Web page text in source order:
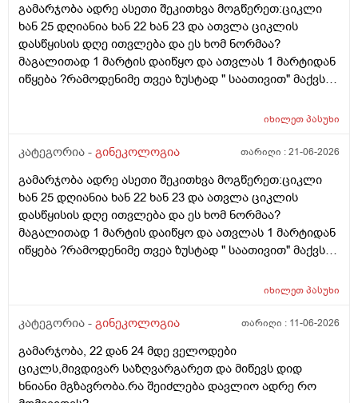
გამარჯობა ადრე ასეთი შეკითხვა მოგწერეთ:ციკლი
ხან 25 დღიანია ხან 22 ხან 23 და ათვლა ციკლის
დასწყისის დღე ითვლება და ეს ხომ ნორმაა?
მაგალითად 1 მარტის დაიწყო და ათვლას 1 მარტიდან
იწყება ?რამოდენიმე თვეა ზუსტად " საათივით" მაქვს
მეშინია კიდევ ხომ არ ჩამოიწევს? მინდა რომ 25 ან
განმავლობაში ? შესაძლოა ისევ 23 ან 25 დღიანი
რამეა.ზოგადად წლებია აუტოიმონური თირეოდიტი
მაქვს.ხშირად მაქვს სანერვიულო.რითი შეიძლება
უნდაცკვების სახით რომ ვმართო ციკლის დღეები?
პასუხიც მივიღე და არა, ყველაფერი ჩვეულებრივადაა
არც ჭარბი სისხლდება არ არის.ადრე რომ 7 დღემდე
მითხარით რომ შეიმოწმეთო ტიესეიჩი და კიდევ სხვა
ასაკი 40
იხილეთპასუხი
კატეგორია - გინეკოლოგია თარიღი :21-06-2026
გამარჯობა ადრე ასეთი შეკითხვა მოგწერეთ:ციკლი
ხან 25 დღიანია ხან 22 ხან 23 და ათვლა ციკლის
დასწყისის დღე ითვლება და ეს ხომ ნორმაა?
მაგალითად 1 მარტის დაიწყო და ათვლას 1 მარტიდან
იწყება ?რამოდენიმე თვეა ზუსტად " საათივით" მაქვს
მეშინია კიდევ ხომ არ ჩამოიწევს? მინდა რომ 25 ან
განმავლობაში ? შესაძლოა ისევ 23 ან 25 დღიანი
რამეა.ზოგადად წლებია აუტოიმონური თირეოდიტი
მაქვს.ხშირად მაქვს სანერვიულო.რითი შეიძლება
უნდაცკვების სახით რომ ვმართო ციკლის დღეები?
იხილეთპასუხი
კატეგორია - გინეკოლოგია თარიღი : 11-06-2026
გამარჯობა, 22 დან 24 მდე ველოდები
ციკლს,მივდივარ საზღვარგარეთ და მიწევს დიდ
ხნიანი მგზავრობა.რა შეიძლება დავლიო ადრე რო